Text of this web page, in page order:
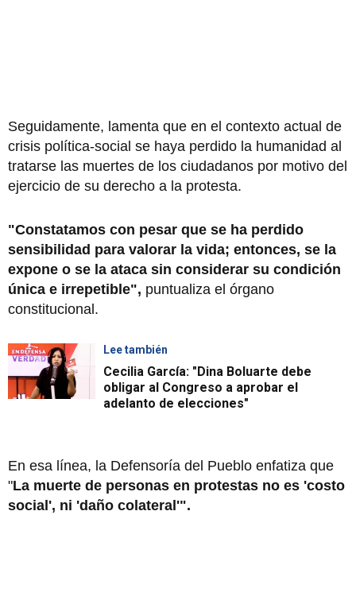
Seguidamente, lamenta que en el contexto actual de
crisis política-social se haya perdido la humanidad al
tratarse las muertes de los ciudadanos por motivo del
ejercicio de su derecho a la protesta.
"Constatamos con pesar que se ha perdido
sensibilidad para valorar la vida; entonces, se la
expone o se la ataca sin considerar su condición
única e irrepetible", puntualiza el órgano
constitucional.
Lee también
Cecilia García: "Dina Boluarte debe
obligar al Congreso a aprobar el
adelanto de elecciones"
En esa línea, la Defensoría del Pueblo enfatiza que
"La muerte de personas en protestas no es 'costo
social', ni 'daño colateral'".